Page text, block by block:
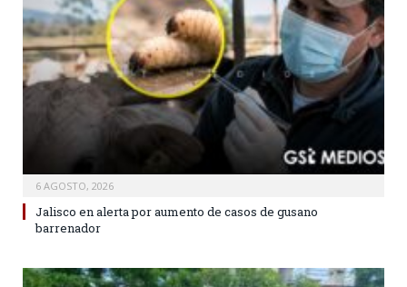
6 AGOSTO, 2026
Jalisco en alerta por aumento de casos de gusano
barrenador